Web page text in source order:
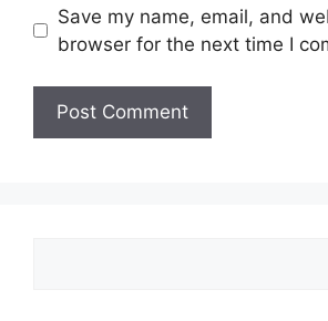
Save my name, email, and
browser for the next time I